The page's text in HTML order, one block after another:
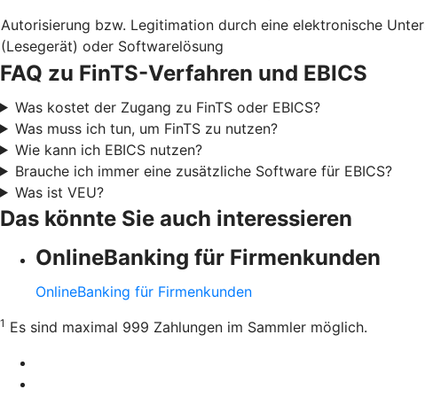
Autorisierung bzw. Legitimation durch eine elektronische
(Lesegerät) oder Softwarelösung
FAQ zu FinTS-Verfahren und EBICS
Was kostet der Zugang zu FinTS oder EBICS?
Was muss ich tun, um FinTS zu nutzen?
Wie kann ich EBICS nutzen?
Brauche ich immer eine zusätzliche Software für EBICS?
Was ist VEU?
Das könnte Sie auch interessieren
OnlineBanking für Firmenkunden
OnlineBanking für Firmenkunden
1 Es sind maximal 999 Zahlungen im Sammler möglich.